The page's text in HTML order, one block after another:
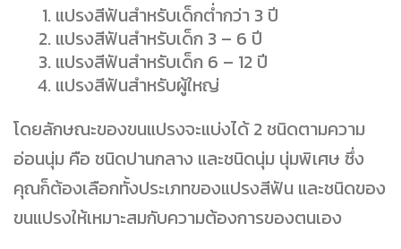
แปรงสีฟันสำหรับเด็กต่ำกว่า 3 ปี
แปรงสีฟันสำหรับเด็ก 3 – 6 ปี
แปรงสีฟันสำหรับเด็ก 6 – 12 ปี
แปรงสีฟันสำหรับผู้ใหญ่
โดยลักษณะของขนแปรงจะแบ่งได้ 2 ชนิดตามความ
อ่อนนุ่ม คือ ชนิดปานกลาง และชนิดนุ่ม นุ่มพิเศษ ซึ่ง
คุณก็ต้องเลือกทั้งประเภทของแปรงสีฟัน และชนิดของ
ขนแปรงให้เหมาะสมกับความต้องการของตนเอง